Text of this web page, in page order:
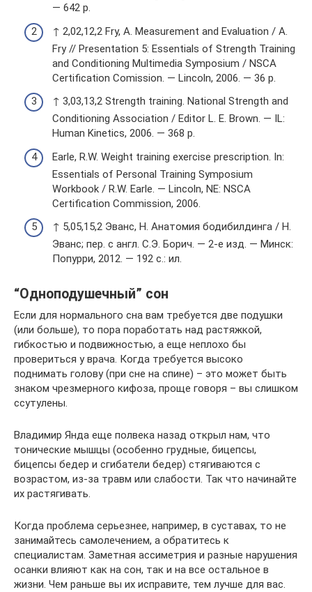
— 642 p.
↑ 2,02,12,2 Fry, A. Measurement and Evaluation / A.
Fry // Presentation 5: Essentials of Strength Training
and Conditioning Multimedia Symposium / NSCA
Certification Comission. — Lincoln, 2006. — 36 p.
↑ 3,03,13,2 Strength training. National Strength and
Conditioning Association / Editor L. E. Brown. — IL:
Human Kinetics, 2006. — 368 p.
Earle, R.W. Weight training exercise prescription. In:
Essentials of Personal Training Symposium
Workbook / R.W. Earle. — Lincoln, NE: NSCA
Certification Commission, 2006.
↑ 5,05,15,2 Эванс, Н. Анатомия бодибилдинга / Н.
Эванс; пер. с англ. С.Э. Борич. — 2-е изд. — Минск:
Попурри, 2012. — 192 с.: ил.
“Одноподушечный” сон
Если для нормального сна вам требуется две подушки
(или больше), то пора поработать над растяжкой,
гибкостью и подвижностью, а еще неплохо бы
провериться у врача. Когда требуется высоко
поднимать голову (при сне на спине) – это может быть
знаком чрезмерного кифоза, проще говоря – вы слишком
ссутулены.
Владимир Янда еще полвека назад открыл нам, что
тонические мышцы (особенно грудные, бицепсы,
бицепсы бедер и сгибатели бедер) стягиваются с
возрастом, из-за травм или слабости. Так что начинайте
их растягивать.
Когда проблема серьезнее, например, в суставах, то не
занимайтесь самолечением, а обратитесь к
специалистам. Заметная ассиметрия и разные нарушения
осанки влияют как на сон, так и на все остальное в
жизни. Чем раньше вы их исправите, тем лучше для вас.